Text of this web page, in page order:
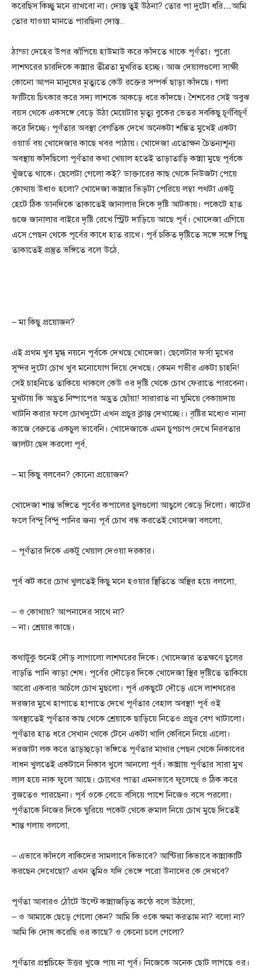
করেছিস কিচ্ছু মনে রাখবো না। দোস্ত তুই উঠনা? তোর পা দুটো ধরি…আমি
তোর যাওয়া মানতে পারছিনা দোস্ত..
ঠান্ডা দেহের উপর ঝাঁপিয়ে হাউমাউ করে কাঁদতে থাকে পূর্ণতা। পুরো
লাশঘরের চারদিকে কান্নার তীব্রতা মুখরিত হচ্ছে। আজ দেয়ালগুলো সাক্ষী
কোনো আপন মানুষের মৃত্যুতে কেউ রক্তের সম্পর্ক ছাড়া কাঁদছে। গলা
ফাটিয়ে চিৎকার করে সদ্য লাশকে আকড়ে ধরে কাঁদছে। শৈশবের সেই অবুঝ
বয়স থেকে একসঙ্গে বেড়ে উঠা মেয়েটার মৃত্যু বুকের ভেতর সবকিছু চূর্ণবিচূর্ণ
করে দিচ্ছে। পূর্ণতার অবস্থা বেগতিক দেখে অনেকটা শঙ্কিত মুখেই একটা
ওয়ার্ড বয় খোদেজার কাছে খবর পাঠায়। খোদেজা এতোক্ষন চৈতন্যশূন্য
অবস্থায় কাঁদছিলো পূর্ণতার কথা খেয়াল হতেই তাড়াতাড়ি কান্না মুছে পূর্বকে
খুঁজতে থাকে। ছেলেটা গেলো কই? ডাক্তারের কাছ থেকে নিউজটা পেয়ে
কোথায় উধাও হলো? খোদেজা কান্নার ভিড়টা পেরিয়ে লম্বা পথটা একটু
হেটে ঠিক ডানদিকে তাকাতেই জানালার দিকে দৃষ্টি আটকায়। পকেটে হাত
গুজে জানালার বাইরে দৃষ্টি রেখে স্ট্রিট দাড়িয়ে আছে পূর্ব। খোদেজা এগিয়ে
এসে পেছন থেকে পূর্বের কাধে হাত রাখে। পূর্ব চকিত দৃষ্টিতে সঙ্গে সঙ্গে পিছু
তাকাতেই প্রস্তুত ভঙ্গিতে বলে উঠে,
– মা কিছু প্রয়োজন?
এই প্রথম খুব মুগ্ধ নয়নে পূর্বকে দেখছে খোদেজা। ছেলেটার ফর্সা মুখের
সুন্দর দুটো চোখ খুব মনোযোগ দিয়ে দেখছে। কেমন গভীর একটা চাহনি!
সেই চাহনিতে তাকিয়ে থাকলে কেউ ওর দৃষ্টি থেকে চোখ ফেরাতে পারবেনা।
মুখটায় কি অদ্ভুত নিষ্পাপের অদ্ভুত ছোঁয়া! সারারাত না ঘুমিয়ে বেকায়দায়
খাটনি করার ফলে চোখদুটো এখন প্রচুর ক্লান্ত দেখাচ্ছে।। বৃষ্টির মধ্যেও নানা
কাজে বেরুতে একচুল ভাবেনি। খোদেজাকে এমন চুপচাপ দেখে নিরবতার
জালটা ছেদ করলো পূর্ব,
– মা কিছু বলবেন? কোনো প্রয়োজন?
খোদেজা শান্ত ভঙ্গিতে পূর্বের কপালের চুলগুলো আঙুলে ঝেড়ে দিলো। ঝাটের
ফলে বিন্দু বিন্দু পানির জন্য পূর্ব চোখ বন্ধ করতেই খোদেজা বললো,
– পূর্ণতার দিকে একটু খেয়াল দেওয়া দরকার।
পূর্ব ঝট করে চোখ খুলতেই কিছু মনে হওয়ার স্থিতিতে অস্থির হয়ে বললো,
– ও কোথায়? আপনাদের সাথে না?
– না। শ্রেয়ার কাছে।
কথাটুকু শুনেই দৌড় লাগালো লাশঘরের দিকে। খোদেজার ততক্ষণে চুলের
বাড়তি পানি ঝাড়া শেষ। পূর্বের দৌড়ের দিকে খোদেজা স্থির দৃষ্টিতে তাকিয়ে
আরো একবার আচঁলে চোখ মুছলো। পূর্ব একছুটে দৌড়ে এসে লাশঘরের
দরজার মুখে হাপাতে হাপাতে দেখে পূর্ণতার বেহাল অবস্থা! পূর্ব ওই
অবস্থাতেই পূর্ণতার কাছ থেকে শ্রেয়াকে ছাড়িয়ে নিতেও প্রচুর বেগ খাটালো।
পূর্ণতার হাত ধরে সেখান থেকে টেনে একটা খালি কেবিনে নিয়ে এলো।
দরজাটা লক করে তাড়াহুড়ো ভঙ্গিতে পূর্ণতার মাথার পেছন থেকে নিকাবের
বাধন খুলতেই একটানে নিকাব খুলে আনলো পূর্ব। কান্নায় পূর্ণতার সারা মুখ
লাল হয়ে নাক ফুলে আছে। চোখের পাতা এমনভাবে ফুলেছে ও ঠিক করে
বুজতেও পারছেনা। পূর্ব ওকে বেডে বসিয়ে পাশে নিজেও বসে পরলো।
পূর্ণতাকে নিজের দিকে ঘুরিয়ে পকেট থেকে রুমাল নিয়ে চোখ মুছে দিতেই
শান্ত গলায় বললো,
– এভাবে কাঁদলে বাকিদের সামলাবে কিভাবে? আন্টিরা কিভাবে কান্নাকাটি
করছেন দেখেছো? এখন তুমিও যদি ভেঙ্গে পরো উনাদের কে দেখবে?
পূর্ণতা আবারও ঠোঁটে উল্টে কান্নাজড়িত কন্ঠে বলে উঠলো,
– ও আমাকে ছেড়ে গেলো কেন? আমি কি ওকে ক্ষমা করতাম না? বলো না?
আমি কি দোষ করেছি ওর কাছে? ও কেনো চলে গেলো?
পূর্ণতার প্রশ্নচিহ্নে উত্তর খুজে পায় না পূর্ব। নিজেকে অনেক ছোট লাগছে ওর।